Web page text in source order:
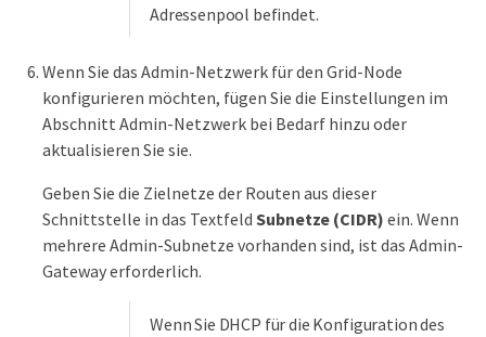
Adressenpool befindet.
Wenn Sie das Admin-Netzwerk für den Grid-Node
konfigurieren möchten, fügen Sie die Einstellungen im
Abschnitt Admin-Netzwerk bei Bedarf hinzu oder
aktualisieren Sie sie.
Geben Sie die Zielnetze der Routen aus dieser
Schnittstelle in das Textfeld Subnetze (CIDR) ein. Wenn
mehrere Admin-Subnetze vorhanden sind, ist das Admin-
Gateway erforderlich.
Wenn Sie DHCP für die Konfiguration des